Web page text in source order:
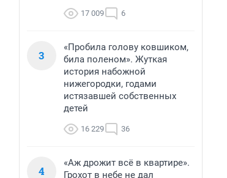
17 009 6
3
«Пробила голову ковшиком,
била поленом». Жуткая
история набожной
нижегородки, годами
истязавшей собственных
детей
16 229 36
4
«Аж дрожит всё в квартире».
Грохот в небе не дал